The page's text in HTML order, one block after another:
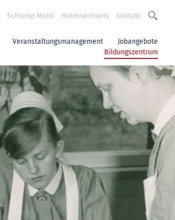
Schlump Mobil Hotelnachweis Kontakt
Veranstaltungsmanagement
Jobangebote
Bildungszentrum